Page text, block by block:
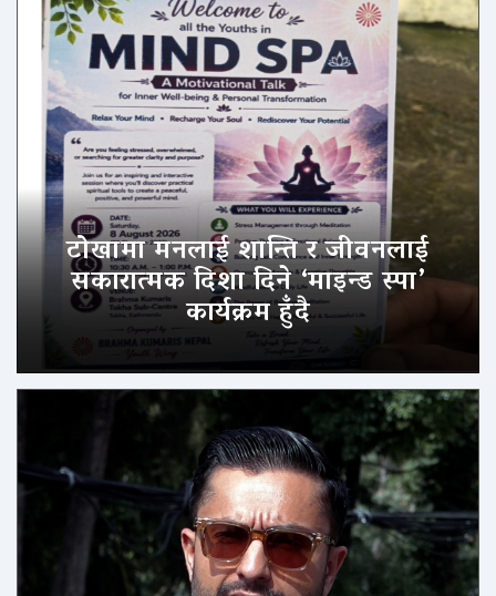
टोखामा मनलाई शान्ति र जीवनलाई
सकारात्मक दिशा दिने ‘माइन्ड स्पा’
कार्यक्रम हुँदै